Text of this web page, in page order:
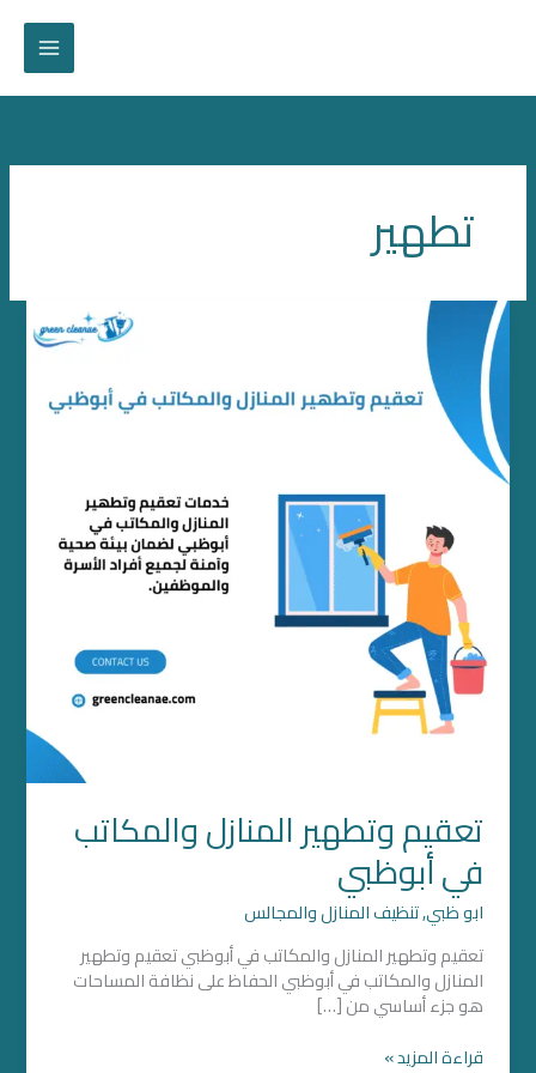
تطهير
تعقيم وتطهير المنازل والمكاتب
في أبوظبي
ابو ظبي,تنظيف المنازل والمجالس
تعقيم وتطهير المنازل والمكاتب في أبوظبي تعقيم وتطهير
المنازل والمكاتب في أبوظبي الحفاظ على نظافة المساحات
هو جزء أساسي من […]
تعقيم
وتطهير
المنازل
والمكاتب
في
أبوظبي
قراءة المزيد »